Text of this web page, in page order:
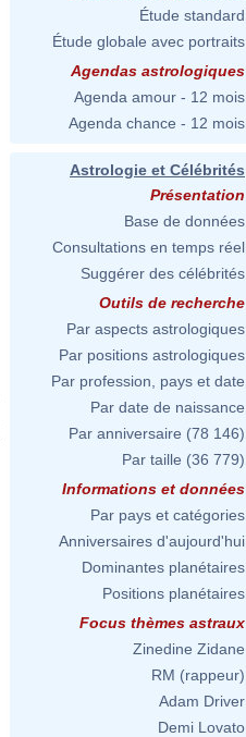
Étude standard
Étude globale avec portraits
Agendas astrologiques
Agenda amour - 12 mois
Agenda chance - 12 mois
Astrologie et Célébrités
Présentation
Base de données
Consultations en temps réel
Suggérer des célébrités
Outils de recherche
Par aspects astrologiques
Par positions astrologiques
Par profession, pays et date
Par date de naissance
Par anniversaire (78 146)
Par taille (36 779)
Informations et données
Par pays et catégories
Anniversaires d'aujourd'hui
Dominantes planétaires
Positions planétaires
Focus thèmes astraux
Zinedine Zidane
RM (rappeur)
Adam Driver
Demi Lovato